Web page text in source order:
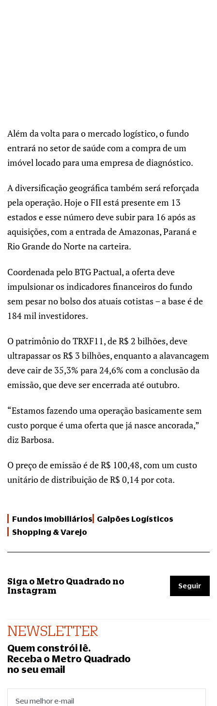
Além da volta para o mercado logístico, o fundo
entrará no setor de saúde com a compra de um
imóvel locado para uma empresa de diagnóstico.
A diversificação geográfica também será reforçada
pela operação. Hoje o FII está presente em 13
estados e esse número deve subir para 16 após as
aquisições, com a entrada de Amazonas, Paraná e
Rio Grande do Norte na carteira.
Coordenada pelo BTG Pactual, a oferta deve
impulsionar os indicadores financeiros do fundo
sem pesar no bolso dos atuais cotistas – a base é de
184 mil investidores.
O patrimônio do TRXF11, de R$ 2 bilhões, deve
ultrapassar os R$ 3 bilhões, enquanto a alavancagem
deve cair de 35,3% para 24,6% com a conclusão da
emissão, que deve ser encerrada até outubro.
“Estamos fazendo uma operação basicamente sem
custo porque é uma oferta que já nasce ancorada,”
diz Barbosa.
O preço de emissão é de R$ 100,48, com um custo
unitário de distribuição de R$ 0,14 por cota.
Fundos Imobiliários Galpões Logísticos
Shopping & Varejo
Siga o Metro Quadrado no
Instagram
Seguir
NEWSLETTER
Quem constrói lê.
Receba o Metro Quadrado
no seu email